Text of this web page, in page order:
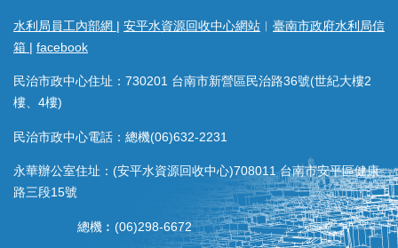
水利局員工內部網 | 安平水資源回收中心網站 ︱ 臺南市政府水利局信
箱 | facebook
民治市政中心住址：730201 台南市新營區民治路36號(世紀大樓2
樓、4樓)
民治市政中心電話：總機(06)632-2231
永華辦公室住址：(安平水資源回收中心)708011 台南市安平區健康
路三段15號
總機︰(06)298-6672